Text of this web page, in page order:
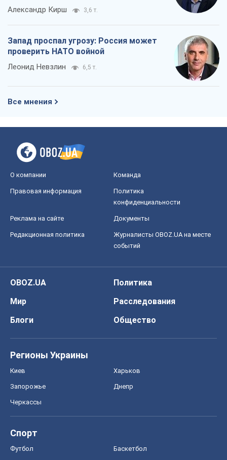
Александр Кирш 3,6 т.
Запад проспал угрозу: Россия может
проверить НАТО войной
Леонид Невзлин 6,5 т.
Все мнения
О компании Команда
Правовая информация
Политика
конфиденциальности
Реклама на сайте Документы
Редакционная политика
Журналисты OBOZ.UA на месте
событий
OBOZ.UA
Политика
Мир
Расследования
Блоги
Общество
Регионы Украины
Киев Харьков
Запорожье Днепр
Черкассы
Спорт
Футбол Баскетбол